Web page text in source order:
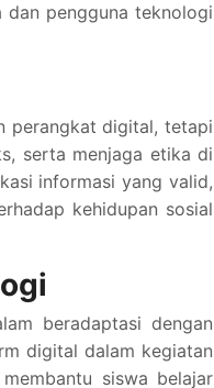
pengguna teknologi
perangkat digital, tetapi
serta menjaga etika di
informasi yang valid,
kehidupan sosial
beradaptasi dengan
digital dalam kegiatan
siswa belajar